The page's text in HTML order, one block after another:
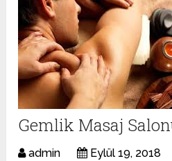
Gemlik Masaj
admin Eylül 19, 2018